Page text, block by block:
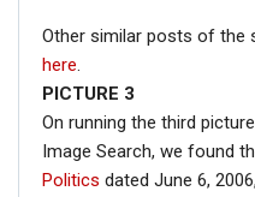
Other similar posts of the
here.
PICTURE 3
On running the third
Image Search, we found
Politics dated June 6,